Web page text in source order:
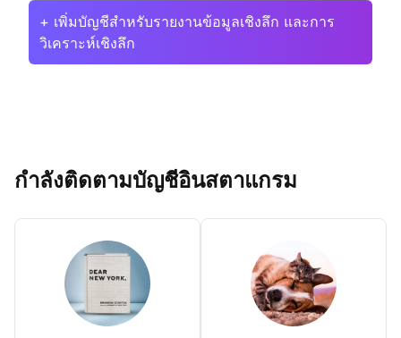
+ เพิ่มบัญชีสำหรับรายงานข้อมูลเชิงลึก และการ
วิเคราะห์เชิงลึก
กำลังติดตามบัญชีอินสตาแกรม